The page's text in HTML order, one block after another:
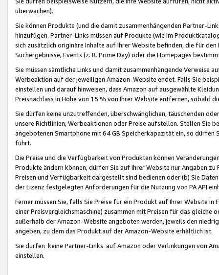
überwachen).
Sie können Produkte (und die damit zusammenhängenden Partner-
hinzufügen. Partner-Links müssen auf Produkte (wie im
sich zusätzlich originäre Inhalte auf Ihrer Website befinden, die für
Suchergebnisse, Events (z. B. Prime Day) oder die Homepages
Sie müssen sämtliche Links und damit zusammenhängende
Werbeaktion auf der jeweiligen Amazon-Website endet. Falls Sie
einstellen und darauf hinweisen, dass Amazon auf ausgewählte
Preisnachlass in Höhe von 15 % von Ihrer Website entfernen, sobald
Sie dürfen keine unzutreffenden, überschwänglichen, täuschenden
unsere Richtlinien, Werbeaktionen oder Preise aufstellen. Stellen Sie
angebotenen Smartphone mit 64 GB Speicherkapazität ein, so dürfen
führt.
Die Preise und die Verfügbarkeit von Produkten können
Produkte ändern können, dürfen Sie auf Ihrer Website nur Angaben
Preisen und Verfügbarkeit dargestellt sind bedienen oder (b) Sie
der Lizenz festgelegten Anforderungen für die Nutzung von PA API
Ferner müssen Sie, falls Sie Preise für ein Produkt auf Ihrer Website
einer Preisvergleichsmaschine) zusammen mit Preisen für das
außerhalb der Amazon-Website angeboten werden, jeweils den
angeben, zu dem das Produkt auf der Amazon-Website erhältlich ist.
Sie dürfen keine Partner-Links auf Amazon oder Verlinkungen von
einstellen.